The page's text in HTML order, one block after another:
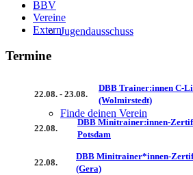
Jugendausschuss
Finde deinen Verein
BBV
Vereine
Extern
Termine
22.08. - 23.08.
DBB Trainer:innen C-
(Wolmirstedt)
22.08.
DBB Minitrainer:innen-
Potsdam
22.08.
DBB Minitrainer*innen-
(Gera)